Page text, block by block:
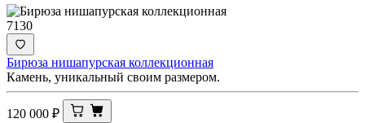
7130
Бирюза нишапурская коллекционная
Камень, уникальный своим размером.
120 000 ₽